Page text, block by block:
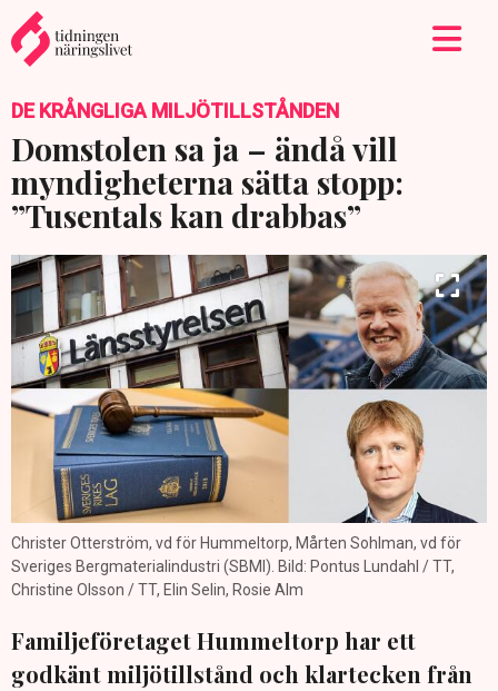
DE KRÅNGLIGA MILJÖTILLSTÅNDEN
Domstolen sa ja – ändå vill
myndigheterna sätta stopp:
”Tusentals kan drabbas”
Christer Otterström, vd för Hummeltorp, Mårten Sohlman, vd för
Sveriges Bergmaterialindustri (SBMI). Bild: Pontus Lundahl / TT,
Christine Olsson / TT, Elin Selin, Rosie Alm
Familjeföretaget Hummeltorp har ett
godkänt miljötillstånd och klartecken från